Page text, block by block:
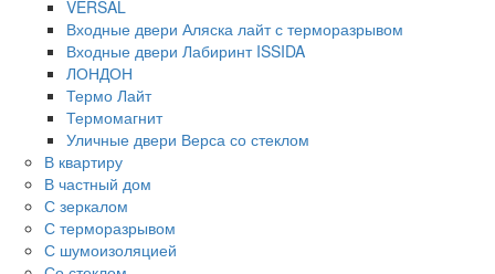
VERSAL
Входные двери Аляска лайт с терморазрывом
Входные двери Лабиринт ISSIDA
ЛОНДОН
Термо Лайт
Термомагнит
Уличные двери Верса со стеклом
В квартиру
В частный дом
С зеркалом
С терморазрывом
С шумоизоляцией